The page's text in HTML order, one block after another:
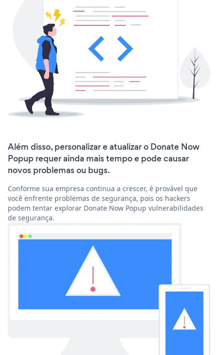
Além disso, personalizar e atualizar o Donate Now
Popup requer ainda mais tempo e pode causar
novos problemas ou bugs.
Conforme sua empresa continua a crescer, é provável que
você enfrente problemas de segurança, pois os hackers
podem tentar explorar Donate Now Popup vulnerabilidades
de segurança.